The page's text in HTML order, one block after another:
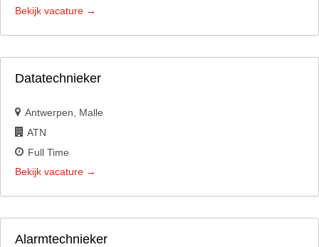
Bekijk vacature
Datatechnieker
Antwerpen
Malle
ATN
Full Time
Bekijk vacature
Alarmtechnieker